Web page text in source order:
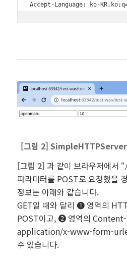
[그림 2]
[그림 2] 과 같이 브라우저에서
파라미터를 POST로 요청했을
정보는 아래와 같습니다.
GET일 때와 달리 ❶ 영역의
POST이고, ❷ 영역의
application/x-www-form-
수 있습니다.